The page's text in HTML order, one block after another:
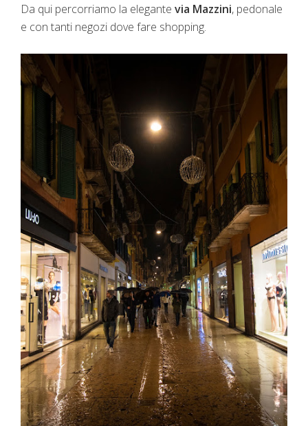
Da qui percorriamo la elegante via Mazzini, pedonale
e con tanti negozi dove fare shopping.